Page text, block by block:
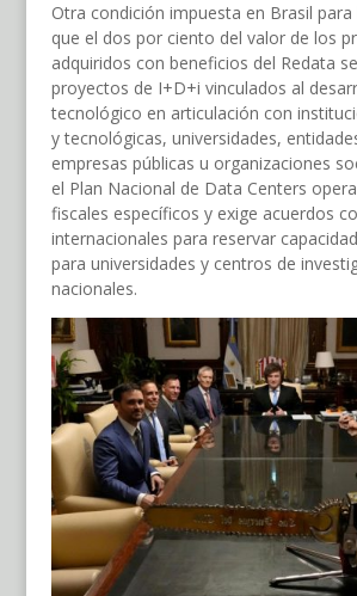
Otra condición impuesta en Brasil
que el dos por ciento del valor de los
adquiridos con beneficios del Redata
proyectos de I+D+i vinculados al
tecnológico en articulación con
y tecnológicas, universidades,
empresas públicas u organizaciones
el Plan Nacional de Data Centers
fiscales específicos y exige acuerdos
internacionales para reservar
para universidades y centros de
nacionales.